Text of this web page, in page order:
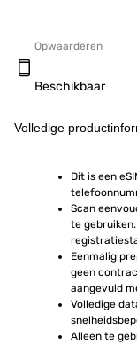
Opwaarderen
Beschikbaar
Volledige
Dit is een
Scan
te
Eenmalig
geen
aangevuld
Volledige
Alleen te